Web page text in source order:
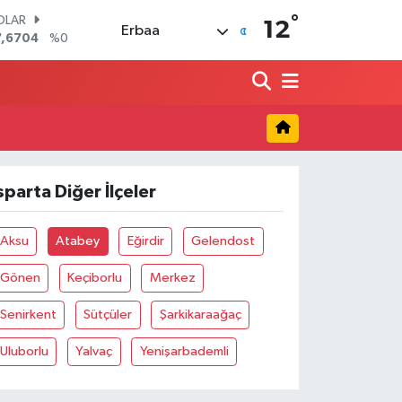
%0
%70
Erbaa 12°
Diğer İlçeler
Aksu Atabey Eğirdir Gelendost
Gönen Keçiborlu Merkez
Senirkent Sütçüler Şarkikaraağaç
Uluborlu Yalvaç Yenişarbademli